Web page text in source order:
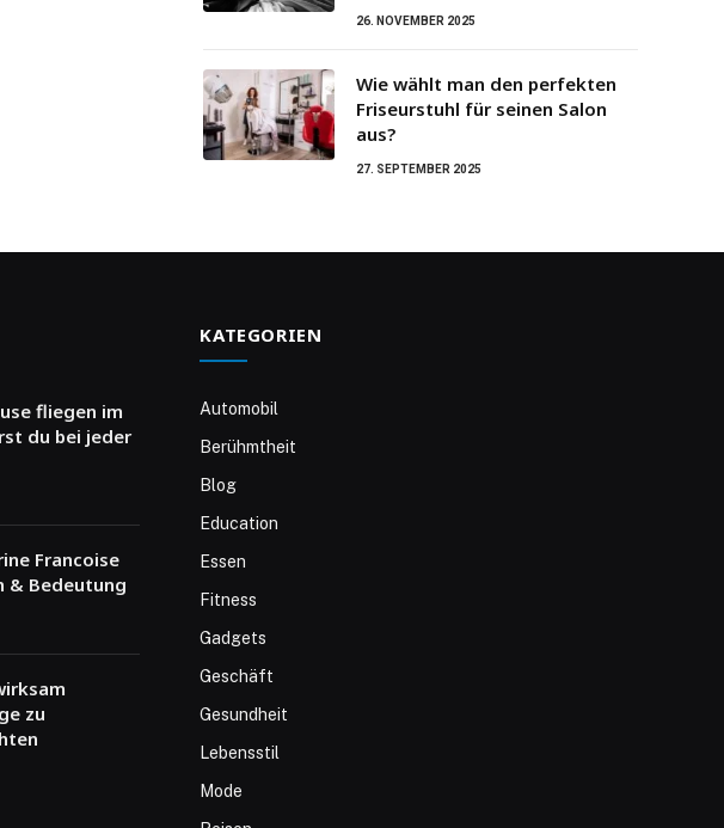
26. NOVEMBER 2025
Wie wählt man den perfekten
Friseurstuhl für seinen Salon
aus?
27. SEPTEMBER 2025
fliegen im
du bei jeder
Francoise
& Bedeutung
zu
KATEGORIEN
Automobil
Berühmtheit
Blog
Education
Essen
Fitness
Gadgets
Geschäft
Gesundheit
Lebensstil
Mode